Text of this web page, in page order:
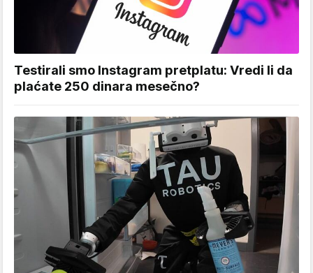
Testirali smo Instagram pretplatu: Vredi li da
plaćate 250 dinara mesečno?